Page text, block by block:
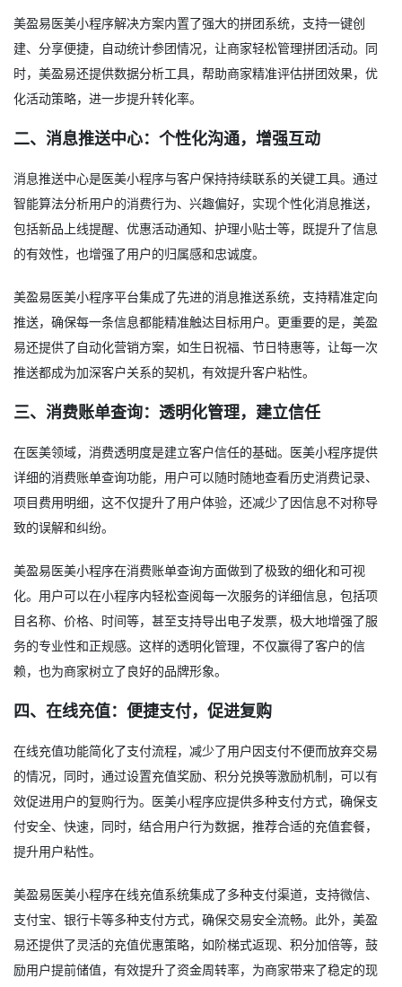
美盈易医美小程序解决方案内置了强大的拼团系统，支持一键创
建、分享便捷，自动统计参团情况，让商家轻松管理拼团活动。同
时，美盈易还提供数据分析工具，帮助商家精准评估拼团效果，优
化活动策略，进一步提升转化率。
二、消息推送中心：个性化沟通，增强互动
消息推送中心是医美小程序与客户保持持续联系的关键工具。通过
智能算法分析用户的消费行为、兴趣偏好，实现个性化消息推送，
包括新品上线提醒、优惠活动通知、护理小贴士等，既提升了信息
的有效性，也增强了用户的归属感和忠诚度。
美盈易医美小程序平台集成了先进的消息推送系统，支持精准定向
推送，确保每一条信息都能精准触达目标用户。更重要的是，美盈
易还提供了自动化营销方案，如生日祝福、节日特惠等，让每一次
推送都成为加深客户关系的契机，有效提升客户粘性。
三、消费账单查询：透明化管理，建立信任
在医美领域，消费透明度是建立客户信任的基础。医美小程序提供
详细的消费账单查询功能，用户可以随时随地查看历史消费记录、
项目费用明细，这不仅提升了用户体验，还减少了因信息不对称导
致的误解和纠纷。
美盈易医美小程序在消费账单查询方面做到了极致的细化和可视
化。用户可以在小程序内轻松查阅每一次服务的详细信息，包括项
目名称、价格、时间等，甚至支持导出电子发票，极大地增强了服
务的专业性和正规感。这样的透明化管理，不仅赢得了客户的信
赖，也为商家树立了良好的品牌形象。
四、在线充值：便捷支付，促进复购
在线充值功能简化了支付流程，减少了用户因支付不便而放弃交易
的情况，同时，通过设置充值奖励、积分兑换等激励机制，可以有
效促进用户的复购行为。医美小程序应提供多种支付方式，确保支
付安全、快速，同时，结合用户行为数据，推荐合适的充值套餐，
提升用户粘性。
美盈易医美小程序在线充值系统集成了多种支付渠道，支持微信、
支付宝、银行卡等多种支付方式，确保交易安全流畅。此外，美盈
易还提供了灵活的充值优惠策略，如阶梯式返现、积分加倍等，鼓
励用户提前储值，有效提升了资金周转率，为商家带来了稳定的现